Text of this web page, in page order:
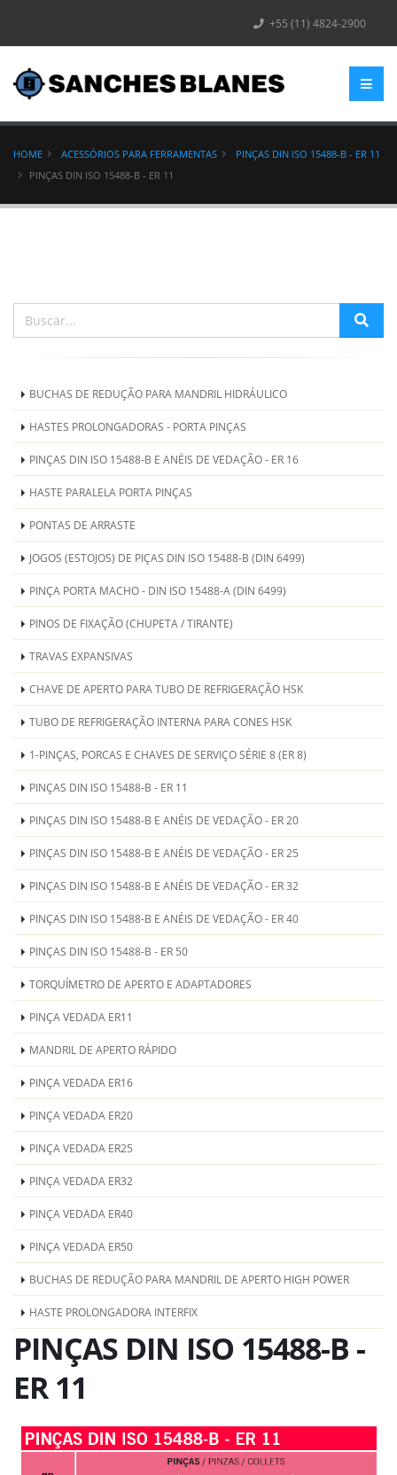
+55 (11) 4824-2900
HOME ACESSÓRIOS PARA FERRAMENTAS
PINÇAS DIN ISO 15488-B - ER 11
PINÇAS DIN ISO 15488-B - ER 11
BUCHAS DE REDUÇÃO PARA MANDRIL HIDRÁULICO
HASTES PROLONGADORAS - PORTA PINÇAS
PINÇAS DIN ISO 15488-B E ANÉIS DE VEDAÇÃO - ER 16
HASTE PARALELA PORTA PINÇAS
PONTAS DE ARRASTE
JOGOS (ESTOJOS) DE PIÇAS DIN ISO 15488-B (DIN 6499)
PINÇA PORTA MACHO - DIN ISO 15488-A (DIN 6499)
PINOS DE FIXAÇÃO (CHUPETA / TIRANTE)
TRAVAS EXPANSIVAS
CHAVE DE APERTO PARA TUBO DE REFRIGERAÇÃO HSK
TUBO DE REFRIGERAÇÃO INTERNA PARA CONES HSK
1-PINÇAS, PORCAS E CHAVES DE SERVIÇO SÉRIE 8 (ER 8)
PINÇAS DIN ISO 15488-B - ER 11
PINÇAS DIN ISO 15488-B E ANÉIS DE VEDAÇÃO - ER 20
PINÇAS DIN ISO 15488-B E ANÉIS DE VEDAÇÃO - ER 25
PINÇAS DIN ISO 15488-B E ANÉIS DE VEDAÇÃO - ER 32
PINÇAS DIN ISO 15488-B E ANÉIS DE VEDAÇÃO - ER 40
PINÇAS DIN ISO 15488-B - ER 50
TORQUÍMETRO DE APERTO E ADAPTADORES
PINÇA VEDADA ER11
MANDRIL DE APERTO RÁPIDO
PINÇA VEDADA ER16
PINÇA VEDADA ER20
PINÇA VEDADA ER25
PINÇA VEDADA ER32
PINÇA VEDADA ER40
PINÇA VEDADA ER50
BUCHAS DE REDUÇÃO PARA MANDRIL DE APERTO HIGH POWER
HASTE PROLONGADORA INTERFIX
PINÇAS DIN ISO 15488-B -
ER 11